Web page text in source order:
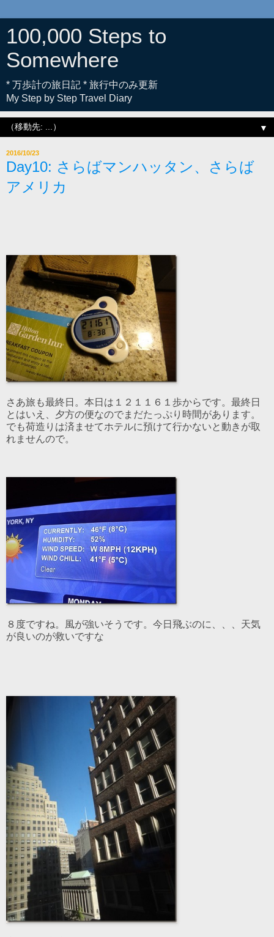
100,000 Steps to
Somewhere
* 万歩計の旅日記 * 旅行中のみ更新
My Step by Step Travel Diary
▼
2016/10/23
Day10: さらばマンハッタン、さらば
アメリカ
さあ旅も最終日。本日は１２１１６１歩からです。最終日
とはいえ、夕方の便なのでまだたっぷり時間があります。
でも荷造りは済ませてホテルに預けて行かないと動きが取
れませんので。
８度ですね。風が強いそうです。今日飛ぶのに、、、天気
が良いのが救いですな